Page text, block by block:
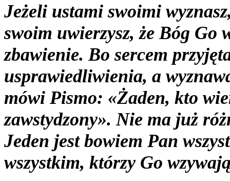
Jeżeli ustami swoimi
swoim uwierzysz, że Bóg Go
zbawienie. Bo sercem
usprawiedliwienia, a
mówi Pismo: «Żaden, kto
zawstydzony». Nie ma już
Jeden jest bowiem Pan
wszystkim, którzy Go